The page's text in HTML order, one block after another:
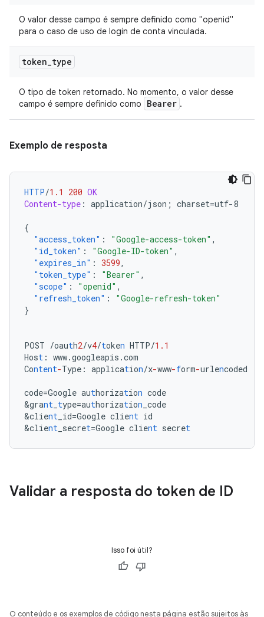
O valor desse campo é sempre definido como "openid"
para o caso de uso de login de conta vinculada.
token_type
O tipo de token retornado. No momento, o valor desse
campo é sempre definido como
Bearer .
Exemplo de resposta
HTTP/1.1 200 OK
Content-type : application/json; charset=utf-8
{
"access_token" : "Google-access-token" ,
"id_token" : "Google-ID-token" ,
"expires_in" : 3599,
"token_type" : "Bearer" ,
"scope" : "openid" ,
"refresh_token" :
"Google-refresh-token"
}
POST /oauth2/v4/token HTTP/1.1
Host : www.googleapis.com
Content-Type : application/x-www-form-urlencoded
code=Google authorization code
&grant type=authorization _code
&client _id=Google client id
&client _secret=Google client secret
Validar a resposta do token de ID
Isso foi útil?
O conteúdo e os exemplos de código nesta página estão sujeitos às